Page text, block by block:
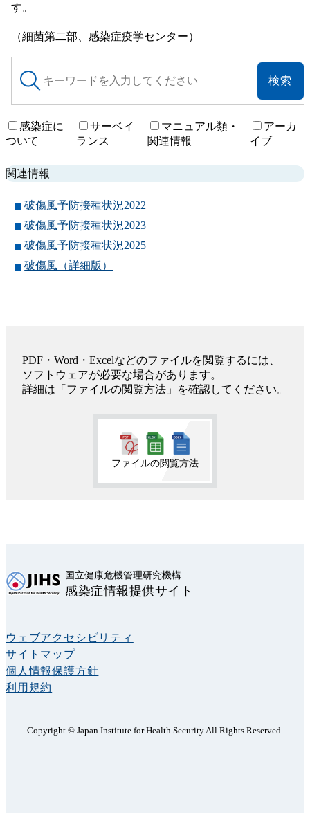
す。
（細菌第二部、感染症疫学センター）
イ
ト
内
感染症に
ついて
サーベイ
ランス
マニュアル類・
関連情報
アーカ
イブ
関連情報
破傷風予防接種状況2022
破傷風予防接種状況2023
破傷風予防接種状況2025
破傷風（詳細版）
PDF・Word・Excelなどのファイルを閲覧するには、
ソフトウェアが必要な場合があります。
詳細は「ファイルの閲覧方法」を確認してください。
ファイルの閲覧方法
国立健康危機管理研究機構
感染症情報提供サイト
ウェブアクセシビリティ
サイトマップ
個人情報保護方針
利用規約
Copyright © Japan Institute for Health Security All Rights Reserved.